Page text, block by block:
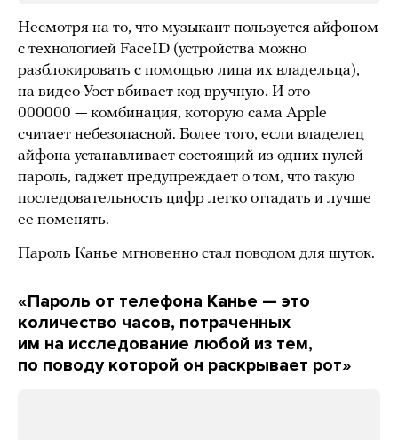
Несмотря на то, что музыкант пользуется айфоном
с технологией FaceID (устройства можно
разблокировать с помощью лица их владельца),
на видео Уэст вбивает код вручную. И это
000000 — комбинация, которую сама Apple
считает небезопасной. Более того, если владелец
айфона устанавливает состоящий из одних нулей
пароль, гаджет предупреждает о том, что такую
последовательность цифр легко отгадать и лучше
ее поменять.
Пароль Канье мгновенно стал поводом для шуток.
«Пароль от телефона Канье — это
количество часов, потраченных
им на исследование любой из тем,
по поводу которой он раскрывает рот»